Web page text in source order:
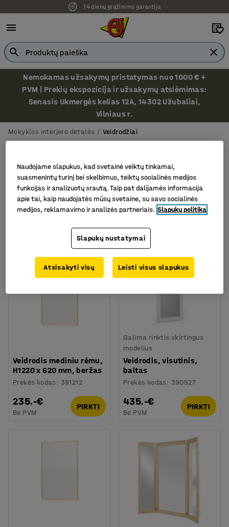
14 dienų grąžinimo garantija
Nemokamas užsakymų pristatymas nuo 1000 € +
PVM | Prekių ekspozicija ir užsakymų atsiėmimas:
Senasis Ukmergės kelias 12A, 14302 Užubaliai,
Vilniaus r.
Mokyklos interjero detalės Veidrodžiai
Filtras Rūšiuoti
Veidrodis mediniu rėmu,
H1220 x 620 mm, beržas
Prekės kodas : 391212
235.-€
Be PVM
PIRKTI
Galima rinktis skirtingus
modelius
Veidrodis, visutinis,
baltas
Prekės kodas : 390527
435.-€
Be PVM
PIRKTI
Naudojame slapukus, kad svetainė veiktų tinkamai,
suasmenintų turinį bei skelbimus, teiktų socialinės medijos
funkcijas ir analizuotų srautą. Taip pat dalijamės informacija
apie tai, kaip naudojatės mūsų svetaine, su savo socialinės
medijos, reklamavimo ir analizės partneriais. Slapukų politika
Slapukų nustatymai
Atsisakyti visų Leisti visus slapukus